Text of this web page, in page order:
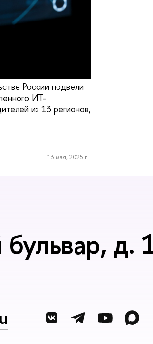
России подвели
ИТ-
из 13 регионов,
13 мая, 2025 г.
д.